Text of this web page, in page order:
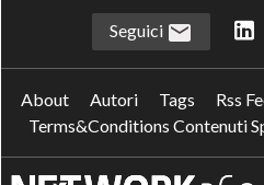
Seguici
About Autori Tags Rss
Terms&Conditions Contenuti